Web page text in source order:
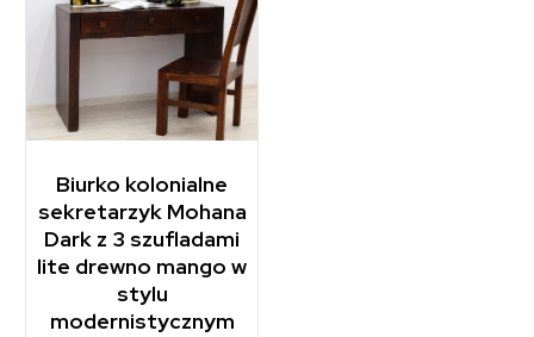
Biurko kolonialne
sekretarzyk Mohana
Dark z 3 szufladami
lite drewno mango w
stylu
modernistycznym